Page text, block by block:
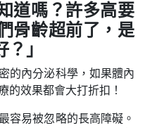
道嗎？許多高要
骨齡超前了，是
」
的內分泌科學，如果體內
的效果都會大打折扣！
容易被忽略的長高障礙。